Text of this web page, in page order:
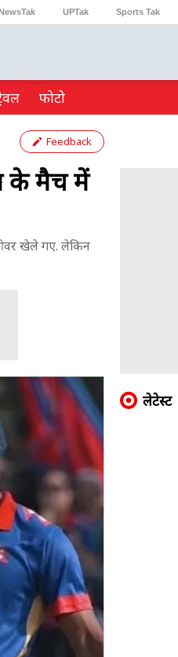
UPTak Sports Tak
फोटो
Feedback
के मैच में
खेले गए. लेकिन
लेटेस्ट